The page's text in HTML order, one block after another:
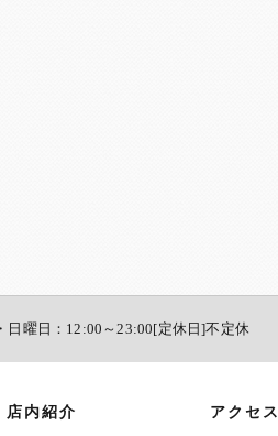
日曜日：12:00～23:00[定休日]不定休
店内紹介 アクセス